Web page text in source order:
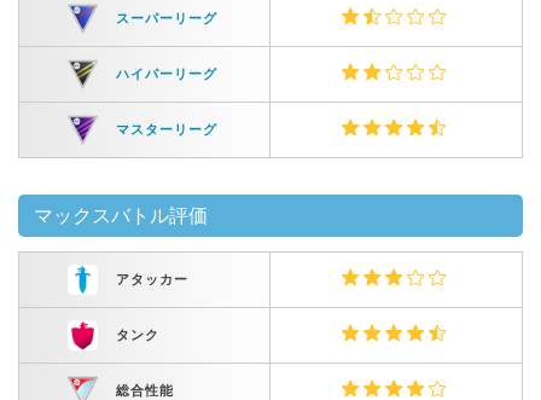
スーパーリーグ
ハイパーリーグ
マスターリーグ
マックスバトル評価
アタッカー
タンク
総合性能